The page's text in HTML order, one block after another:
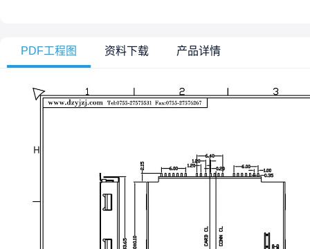
PDF工程图 资料下载 产品详情